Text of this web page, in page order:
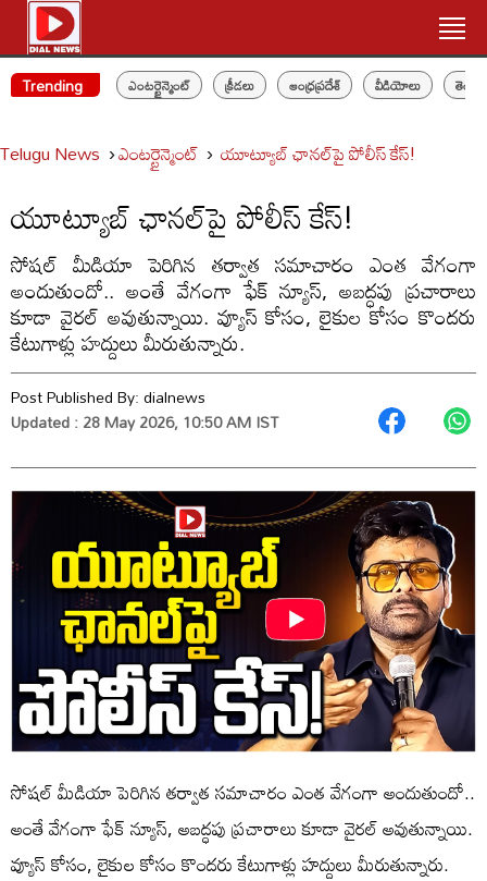
Trending ఎంటర్టైన్మెంట్ క్రీడలు ఆంధ్రప్రదేశ్ వీడియోలు
Telugu News ఎంటర్టైన్మెంట్ యూట్యూబ్ ఛానల్‌పై పోలీస్ కేస్!
యూట్యూబ్ ఛానల్‌పై పోలీస్ కేస్!
సోషల్ మీడియా పెరిగిన తర్వాత సమాచారం ఎంత వేగంగా
అందుతుందో.. అంతే వేగంగా ఫేక్ న్యూస్, అబద్ధపు ప్రచారాలు
కూడా వైరల్ అవుతున్నాయి. వ్యూస్ కోసం, లైకుల కోసం కొందరు
కేటుగాళ్లు హద్దులు మీరుతున్నారు.
Post Published By:dialnews
Updated : 28 May 2026, 10:50 AM IST
సోషల్ మీడియా పెరిగిన తర్వాత సమాచారం ఎంత వేగంగా అందుతుందో..
అంతే వేగంగా ఫేక్ న్యూస్, అబద్ధపు ప్రచారాలు కూడా వైరల్ అవుతున్నాయి.
వ్యూస్ కోసం, లైకుల కోసం కొందరు కేటుగాళ్లు హద్దులు మీరుతున్నారు.